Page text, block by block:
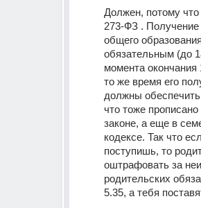
Должен, потому что
273-ФЗ . Получение
общего
обязательным (до
момента окончания
то же время его
должны
что тоже
законе, а еще в
кодексе. Так что
поступишь, то
оштрафовать за
родительских
5.35, а тебя